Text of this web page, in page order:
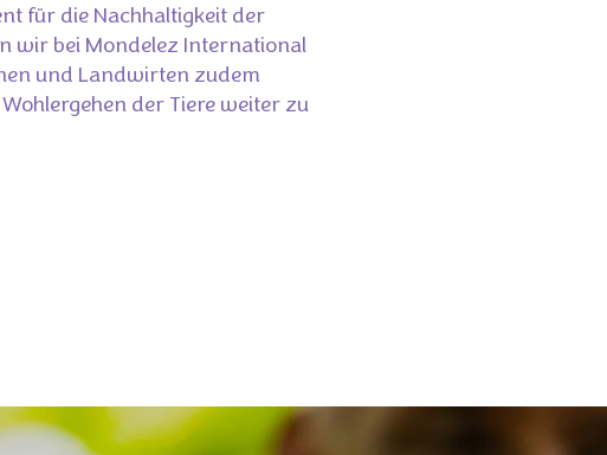
für die Nachhaltigkeit der
wir bei Mondelez International
und Landwirten zudem
der Tiere weiter zu